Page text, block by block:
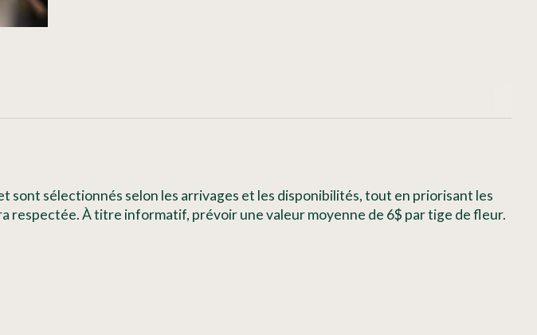
sélectionnés selon les arrivages et les disponibilités, tout en priorisant les
respectée. À titre informatif, prévoir une valeur moyenne de 6$ par tige de fleur.